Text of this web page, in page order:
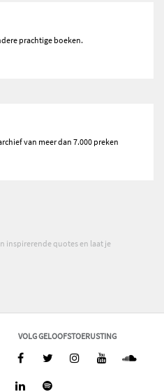
prachtige boeken.
van meer dan 7.000 preken
inspirerende quotes en laat je
VOLG GELOOFSTOERUSTING